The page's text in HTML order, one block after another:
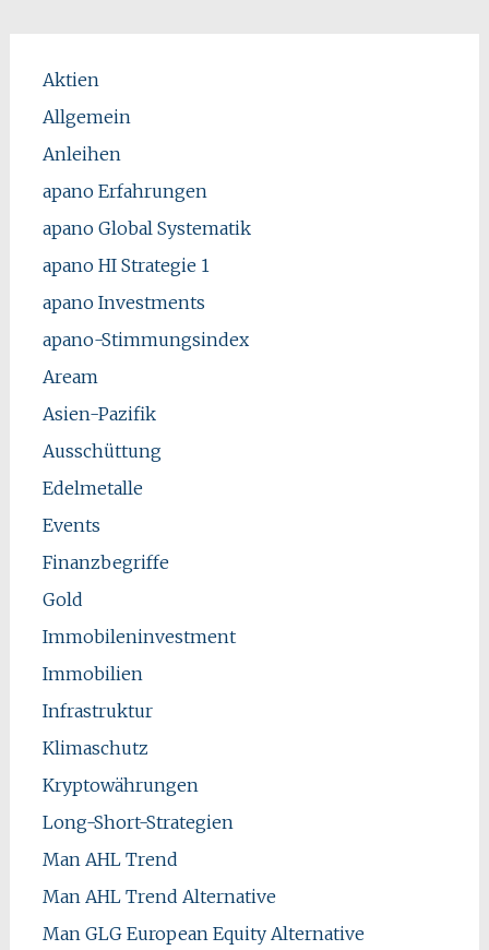
Aktien
Allgemein
Anleihen
apano Erfahrungen
apano Global Systematik
apano HI Strategie 1
apano Investments
apano-Stimmungsindex
Aream
Asien-Pazifik
Ausschüttung
Edelmetalle
Events
Finanzbegriffe
Gold
Immobileninvestment
Immobilien
Infrastruktur
Klimaschutz
Kryptowährungen
Long-Short-Strategien
Man AHL Trend
Man AHL Trend Alternative
Man GLG European Equity Alternative